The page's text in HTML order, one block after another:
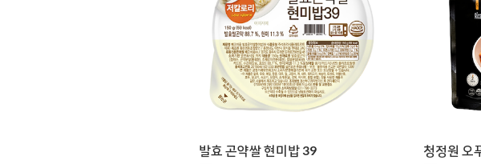
발효 곤약쌀 현미밥 39 청정원 오